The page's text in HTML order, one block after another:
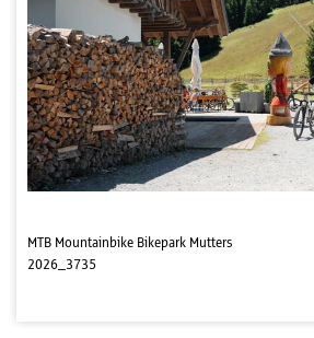
MTB Mountainbike Bikepark Mutters
2026_3735